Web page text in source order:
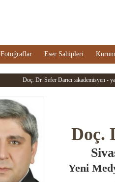
Fotoğraflar Eser Sahipleri
Doç. Dr. Sefer Darıcı :akademisyen -
Doç.
Yeni